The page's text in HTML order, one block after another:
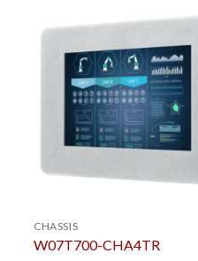
CHASSIS
W07T700-CHA4TR